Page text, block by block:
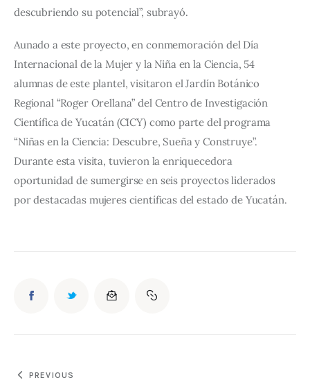
descubriendo su potencial”, subrayó.
Aunado a este proyecto, en conmemoración del Día
Internacional de la Mujer y la Niña en la Ciencia, 54
alumnas de este plantel, visitaron el Jardín Botánico
Regional “Roger Orellana” del Centro de Investigación
Científica de Yucatán (CICY) como parte del programa
“Niñas en la Ciencia: Descubre, Sueña y Construye”.
Durante esta visita, tuvieron la enriquecedora
oportunidad de sumergirse en seis proyectos liderados
por destacadas mujeres científicas del estado de Yucatán.
PREVIOUS